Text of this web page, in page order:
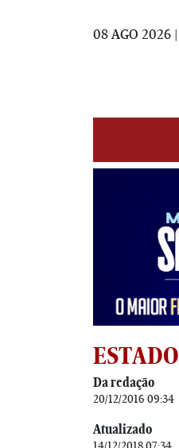
08 AGO 2026 |
ESTADO
Da redação
20/12/2016 09:34
Atualizado